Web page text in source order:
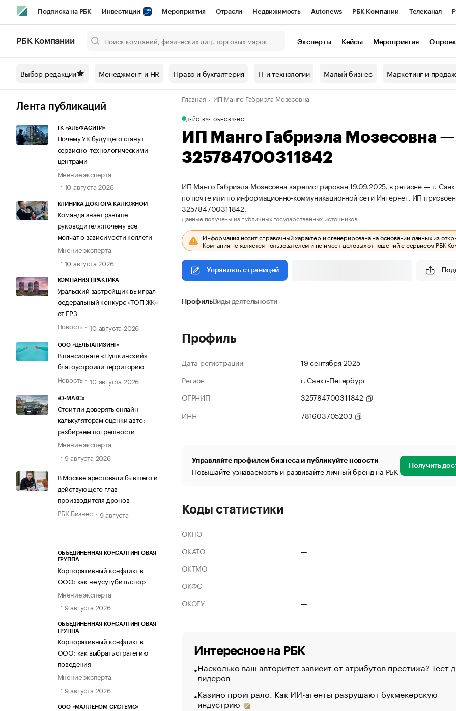
Подписка на РБК Инвестиции Мероприятия Отрасли Недвижимость Autonews РБК Компании Телеканал
Спецпроекты СПб Конференции СПб Спецпроекты Проверка контрагентов
Технологии и медиа Рынок наличной валюты
РБК Компании Эксперты Кейсы Мероприятия О
Выбор редакции Менеджмент и HR Право и бухгалтерия IT и технологии Малый бизнес Маркетинг и
Лента публикаций
ГК «АЛЬФАСИТИ»
Почему УК будущего станут
сервисно-технологическими
центрами
Мнение эксперта
10 августа 2026
КЛИНИКА ДОКТОРА КАЛЮЖНОЙ
Команда знает раньше
руководителя:почему все
молчат о зависимости коллеги
Мнение эксперта
10 августа 2026
КОМПАНИЯ ПРАКТИКА
Уральский застройщик выиграл
федеральный конкурс «ТОП ЖК»
от ЕРЗ
Новость
10 августа 2026
ООО «ДЕЛЬТАЛИЗИНГ»
В пансионате «Пушкинский»
благоустроили территорию
Новость
10 августа 2026
«О-МАКС»
Стоит ли доверять онлайн-
калькуляторам оценки авто:
разбираем погрешности
Мнение эксперта
9 августа 2026
В Москве арестовали бывшего и
действующего глав
производителя дронов
РБК Бизнес
9 августа
ОБЪЕДИНЕННАЯ КОНСАЛТИНГОВАЯ
ГРУППА
Корпоративный конфликт в
ООО: как не усугубить спор
Мнение эксперта
9 августа 2026
ОБЪЕДИНЕННАЯ КОНСАЛТИНГОВАЯ
ГРУППА
Корпоративный конфликт в
ООО: как выбрать стратегию
поведения
Мнение эксперта
9 августа 2026
ООО «МАЛЛЕНОМ СИСТЕМС»
Главная ИП Манго Габриэла Мозесовна
ДЕЙСТВУЕТОБНОВЛЕНО
ИП Манго Габриэла Мозесовна
325784700311842
ИП Манго Габриэла Мозесовна зарегистрирован 19.09.2025, в регионе — г.
по почте или по информационно-коммуникационной сети Интернет. ИП
325784700311842.
Данные получены из публичных государственных источников.
Информация носит справочный характер и сгенерирована на основании данных из
Компания не является пользователем и не имеет деловых отношений с сервисом РБК
Управлять страницей
ПрофильВиды деятельности
Профиль
Дата регистрации
19 сентября 2025
Регион
г. Санкт-Петербург
ОГРНИП
325784700311842
ИНН
781603705203
Управляйте профилем бизнеса и публикуйте новости
Повышайте узнаваемость и развивайте личный бренд на РБК Получить
Коды статистики
ОКПО
—
ОКАТО
—
ОКТМО
—
ОКФС
—
ОКОГУ
—
Интересное на РБК
Насколько ваш авторитет зависит от атрибутов престижа? Тест
лидеров
Казино проиграло. Как ИИ-агенты разрушают букмекерскую
индустрию